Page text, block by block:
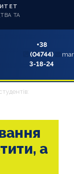
ТА
+38
(04744)
3-18-24
а